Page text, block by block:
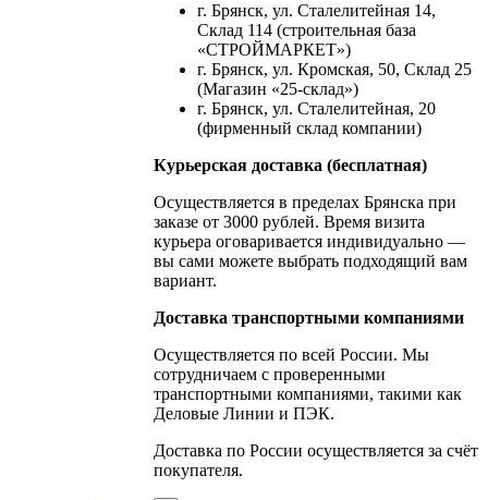
г. Брянск, ул. Сталелитейная 14,
Склад 114 (строительная база
«СТРОЙМАРКЕТ»)
г. Брянск, ул. Кромская, 50, Склад 25
(Магазин «25-склад»)
г. Брянск, ул. Сталелитейная, 20
(фирменный склад компании)
Курьерская доставка (бесплатная)
Осуществляется в пределах Брянска при
заказе от 3000 рублей. Время визита
курьера оговаривается индивидуально —
вы сами можете выбрать подходящий вам
вариант.
Доставка транспортными компаниями
Осуществляется по всей России. Мы
сотрудничаем с проверенными
транспортными компаниями, такими как
Деловые Линии и ПЭК.
Доставка по России осуществляется за счёт
покупателя.